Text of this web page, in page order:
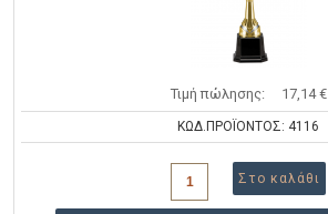
Τιμή πώλησης: 17,14 €
ΚΩΔ.ΠΡΟΪΟΝΤΟΣ: 4116